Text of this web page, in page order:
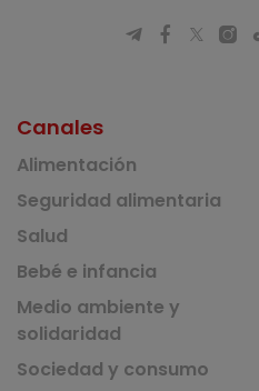
Canales
Alimentación
Seguridad alimentaria
Salud
Bebé e infancia
Medio ambiente y
solidaridad
Sociedad y consumo